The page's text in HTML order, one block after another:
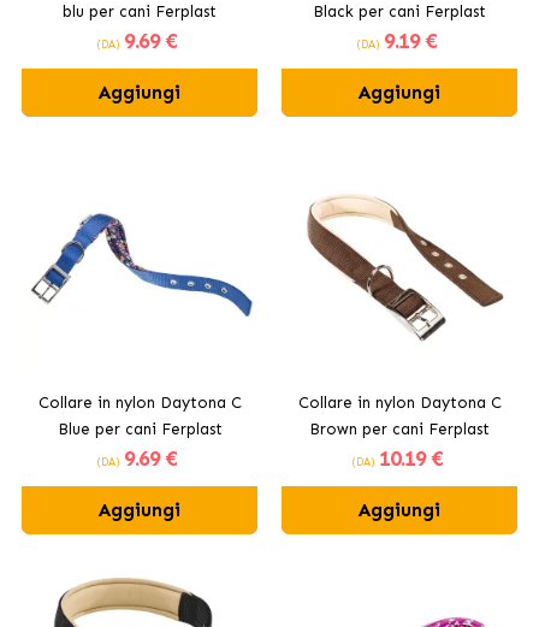
blu per cani Ferplast
(DA) 9.69 €
Aggiungi
Black per cani Ferplast
(DA) 9.19 €
Aggiungi
Collare in nylon Daytona C
Blue per cani Ferplast
(DA) 9.69 €
Aggiungi
Collare in nylon Daytona C
Brown per cani Ferplast
(DA) 10.19 €
Aggiungi